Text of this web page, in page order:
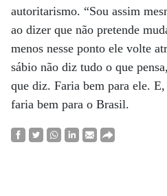
autoritarismo. “Sou assim
ao dizer que não pretende
menos nesse ponto ele volte
sábio não diz tudo o que
que diz. Faria bem para ele.
faria bem para o Brasil.